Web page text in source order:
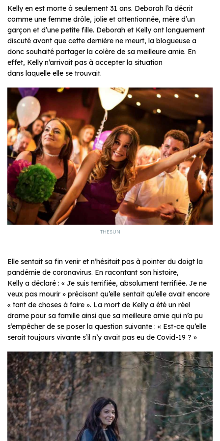
Kelly en est morte à seulement 31 ans. Deborah l’a décrit
comme une femme drôle, jolie et attentionnée, mère d’un
garçon et d’une petite fille. Deborah et Kelly ont longuement
discuté avant que cette dernière ne meurt, la blogueuse a
donc souhaité partager la colère de sa meilleure amie. En
effet, Kelly n’arrivait pas à accepter la situation
dans laquelle elle se trouvait.
THESUN
Elle sentait sa fin venir et n’hésitait pas à pointer du doigt la
pandémie de coronavirus. En racontant son histoire,
Kelly a déclaré : « Je suis terrifiée, absolument terrifiée. Je ne
veux pas mourir » précisant qu’elle sentait qu’elle avait encore
« tant de choses à faire ». La mort de Kelly a été un réel
drame pour sa famille ainsi que sa meilleure amie qui n’a pu
s’empêcher de se poser la question suivante : « Est-ce qu’elle
serait toujours vivante s’il n’y avait pas eu de Covid-19 ? »